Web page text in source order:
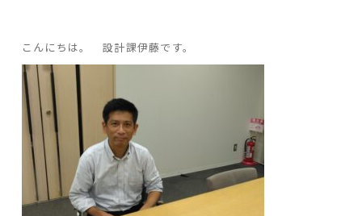
CONTENTS
ARS HOMEとは
コラム
インタビュー
土地情報
お知らせ
ブログ
こんにちは。 設計課伊藤です。